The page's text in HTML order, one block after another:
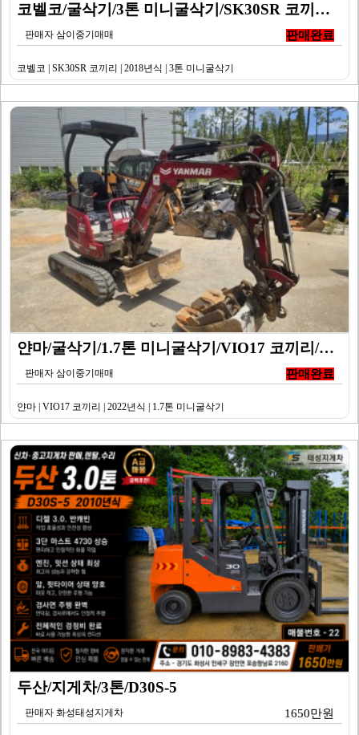
코벨코/굴삭기/3톤 미니굴삭기/SK30SR 코끼리/20…
판매자 삼이중기매매 판매완료
코벨코 | SK30SR 코끼리 | 2018년식 | 3톤 미니굴삭기
얀마/굴삭기/1.7톤 미니굴삭기/VIO17 코끼리/20…
판매자 삼이중기매매 판매완료
얀마 | VIO17 코끼리 | 2022년식 | 1.7톤 미니굴삭기
두산/지게차/3톤/D30S-5
판매자 화성태성지게차 1650만원